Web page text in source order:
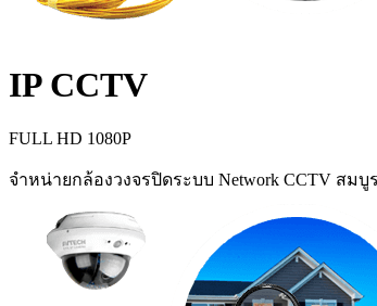
IP CCTV
FULL HD 1080P
จำหน่ายกล้องวงจรปิดระบบ Network CCTV ส